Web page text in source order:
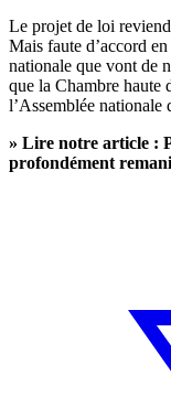
Le projet de loi
Mais faute d’accord
nationale que vont de
que la Chambre haute
l’Assemblée
» Lire notre article :
profondément